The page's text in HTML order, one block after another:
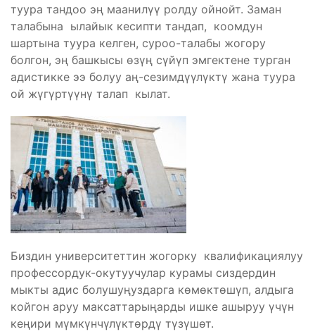
туура тандоо эң маанилүү ролду ойнойт. Заман
талабына ылайык кесипти тандап, коомдун
шартына туура келген, суроо-талабы жогору
болгон, эң башкысы өзүң сүйүп эмгектене турган
адистикке ээ болуу аң-сезимдүүлүктү жана туура
ой жүгүртүүнү талап кылат.
Биздин университеттин жогорку квалификациялуу
профессордук-окутуучулар курамы сиздердин
мыкты адис болушуңуздарга көмөктөшүп, алдыга
койгон аруу максаттарыңарды ишке ашыруу үчүн
кеңири мүмкүнчүлүктөрдү түзүшөт.